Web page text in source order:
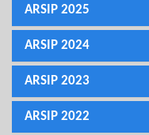
ARSIP 2025
ARSIP 2024
ARSIP 2023
ARSIP 2022